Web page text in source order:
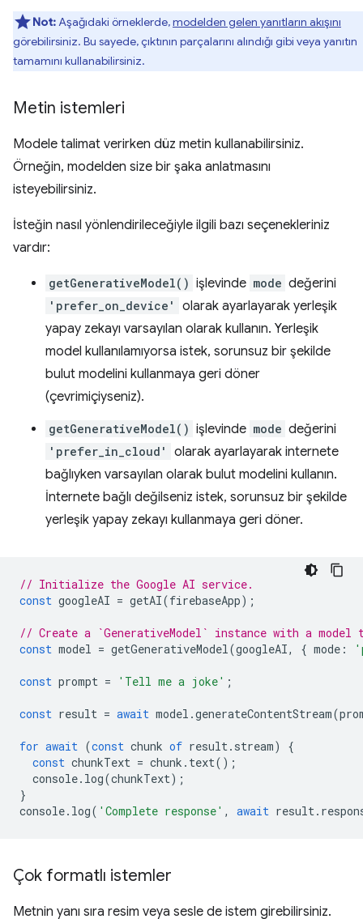
Not:Aşağıdaki örneklerde,modelden gelen yanıtların akışını
görebilirsiniz. Bu sayede, çıktının parçalarını alındığı gibi veya yanıtın
tamamını kullanabilirsiniz.
Metin istemleri
Modele talimat verirken düz metin kullanabilirsiniz.
Örneğin, modelden size bir şaka anlatmasını
isteyebilirsiniz.
İsteğin nasıl yönlendirileceğiyle ilgili bazı seçenekleriniz
vardır:
getGenerativeModel() işlevinde mode değerini
'prefer_on_device'
olarak ayarlayarak yerleşik
yapay zekayı varsayılan olarak kullanın. Yerleşik
model kullanılamıyorsa istek, sorunsuz bir şekilde
bulut modelini kullanmaya geri döner
(çevrimiçiyseniz).
getGenerativeModel() işlevinde mode değerini
'prefer_in_cloud'
olarak ayarlayarak internete
bağlıyken varsayılan olarak bulut modelini kullanın.
İnternete bağlı değilseniz istek, sorunsuz bir şekilde
yerleşik yapay zekayı kullanmaya geri döner.
// Initialize the Google AI service.
const googleAI = getAI(firebaseApp);
// Create a `GenerativeModel` instance with a model
const model = getGenerativeModel(googleAI, { mode :
const prompt = 'Tell me a joke' ;
const result = await model .generateContentStream(
for await (const chunk of result. stream)
{
const chunkText = chunk . text();
console. log(chunkText);
}
console. log( 'Complete response' , await result.
Çok formatlı istemler
Metnin yanı sıra resim veya sesle de istem girebilirsiniz.